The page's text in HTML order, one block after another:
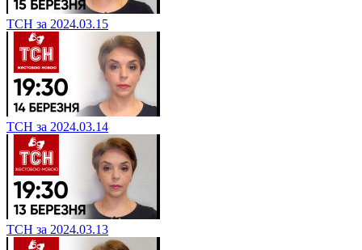
ТСН за 2024.03.15
ТСН за 2024.03.14
ТСН за 2024.03.13